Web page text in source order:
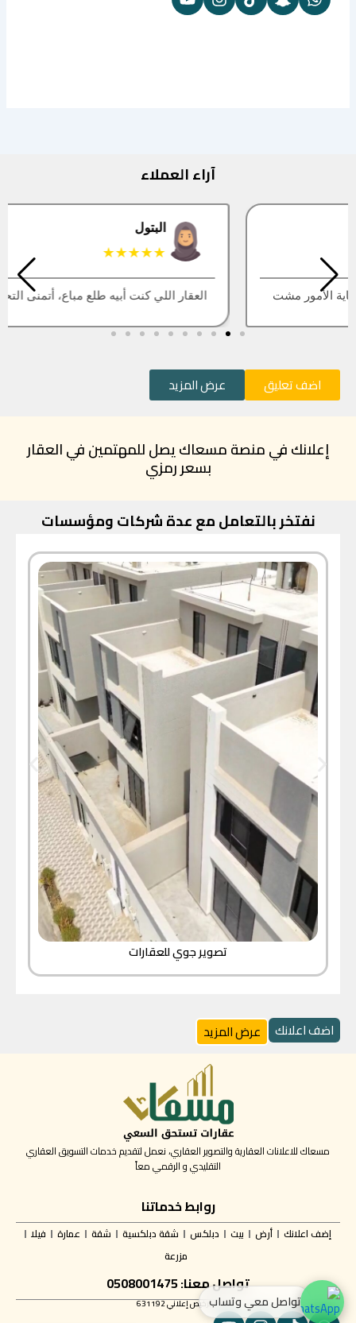
آراء العملاء
العقار اللي كنت أبيه طلع مباع، أتمنى التحديث يكون أسرع
اضف تعليق عرض المزيد
إعلانك في منصة مسعاك يصل للمهتمين في العقار
بسعر رمزي
نفتخر بالتعامل مع عدة شركات ومؤسسات
تصوير جوي للعقارات
اضف اعلانك عرض المزيد
مسعاك للاعلانات العقارية والتصوير العقاري، نعمل لتقديم خدمات التسويق العقاري
التقليدي و الرقمي معاً
روابط خدماتنا
إضف اعلانك أرض بيت دبلكس شقة دبلكسية شقة عمارة
فيلا
مزرعة
تواصل معنا: 0508001475
✅ ترخيص إعلاني 631192تواصل معي وتساب